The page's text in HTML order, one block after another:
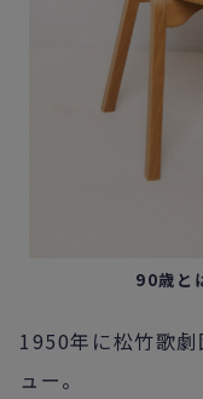
90歳と
1950年に松竹歌
ュー。